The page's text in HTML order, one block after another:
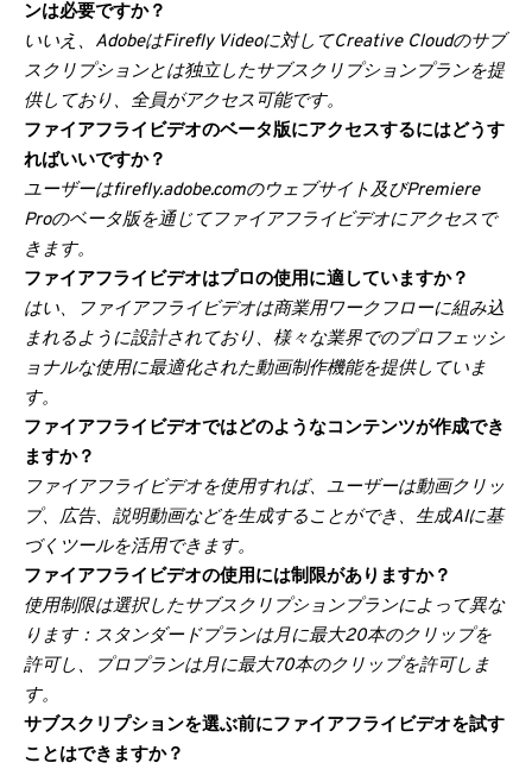
ンは必要ですか？
いいえ、AdobeはFirefly Videoに対してCreative Cloudのサブ
スクリプションとは独立したサブスクリプションプランを提
供しており、全員がアクセス可能です。
ファイアフライビデオのベータ版にアクセスするにはどうす
ればいいですか？
ユーザーはfirefly.adobe.comのウェブサイト及びPremiere
Proのベータ版を通じてファイアフライビデオにアクセスで
きます。
ファイアフライビデオはプロの使用に適していますか？
はい、ファイアフライビデオは商業用ワークフローに組み込
まれるように設計されており、様々な業界でのプロフェッシ
ョナルな使用に最適化された動画制作機能を提供していま
す。
ファイアフライビデオではどのようなコンテンツが作成でき
ますか？
ファイアフライビデオを使用すれば、ユーザーは動画クリッ
プ、広告、説明動画などを生成することができ、生成AIに基
づくツールを活用できます。
ファイアフライビデオの使用には制限がありますか？
使用制限は選択したサブスクリプションプランによって異な
ります：スタンダードプランは月に最大20本のクリップを
許可し、プロプランは月に最大70本のクリップを許可しま
す。
サブスクリプションを選ぶ前にファイアフライビデオを試す
ことはできますか？